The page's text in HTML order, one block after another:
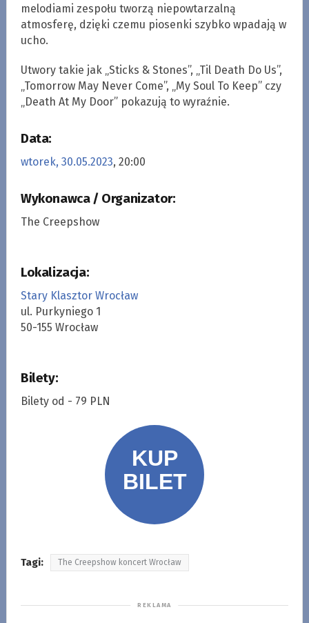
melodiami zespołu tworzą niepowtarzalną
atmosferę, dzięki czemu piosenki szybko wpadają w
ucho.
Utwory takie jak „Sticks & Stones”, „Til Death Do Us”,
„Tomorrow May Never Come”, „My Soul To Keep” czy
„Death At My Door” pokazują to wyraźnie.
Data:
wtorek, 30.05.2023, 20:00
Wykonawca / Organizator:
The Creepshow
Lokalizacja:
Stary Klasztor Wrocław
ul. Purkyniego 1
50-155 Wrocław
Bilety:
Bilety od - 79 PLN
Tagi: The Creepshow koncert Wrocław